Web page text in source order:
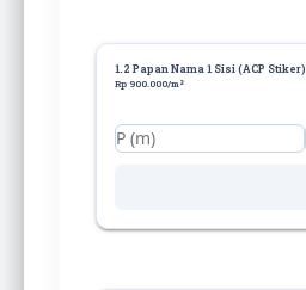
1.2 Papan Nama 1 Sisi (ACP Stiker)
Rp 900.000/m²